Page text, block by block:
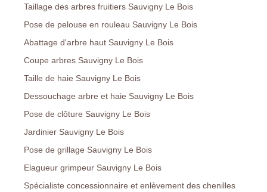
Taillage des arbres fruitiers Sauvigny Le Bois
Pose de pelouse en rouleau Sauvigny Le Bois
Abattage d'arbre haut Sauvigny Le Bois
Coupe arbres Sauvigny Le Bois
Taille de haie Sauvigny Le Bois
Dessouchage arbre et haie Sauvigny Le Bois
Pose de clôture Sauvigny Le Bois
Jardinier Sauvigny Le Bois
Pose de grillage Sauvigny Le Bois
Elagueur grimpeur Sauvigny Le Bois
Spécialiste concessionnaire et enlèvement des chenilles